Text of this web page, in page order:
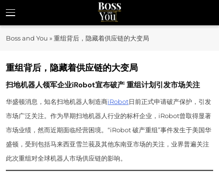
to
content
Boss and You
Boss and You »重组背后，隐藏着供应链的大变局
重组背后，隐藏着供应链的大变局
扫地机器人领军企业iRobot宣布破产 重组计划引发市场关注
华盛顿消息，知名扫地机器人制造商iRobot日前正式申请破产保护，引发
市场广泛关注。作为早期扫地机器人行业的标杆企业，iRobot曾取得显著
市场业绩，然而近期面临经营困境。“iRobot 破产重组”事件发生于美国华
盛顿，受到包括马来西亚雪兰莪及其他东南亚市场的关注，业界普遍关注
此次重组对全球机器人市场供应链的影响。